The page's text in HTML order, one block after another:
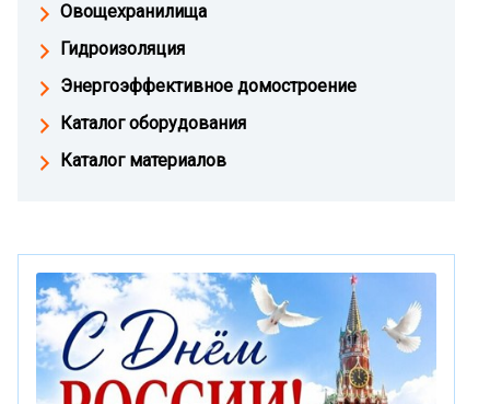
Овощехранилища
Гидроизоляция
Энергоэффективное домостроение
Каталог оборудования
Каталог материалов